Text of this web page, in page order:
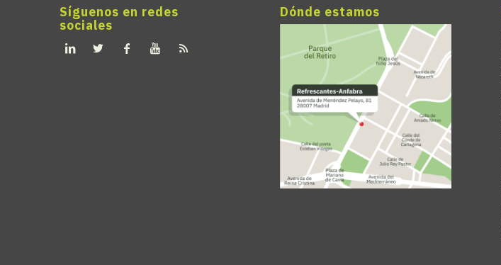
Síguenos en redes
sociales
Dónde estamos